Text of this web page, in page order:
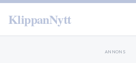
KlippanNytt
ANNONS